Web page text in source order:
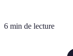
6 min de lecture